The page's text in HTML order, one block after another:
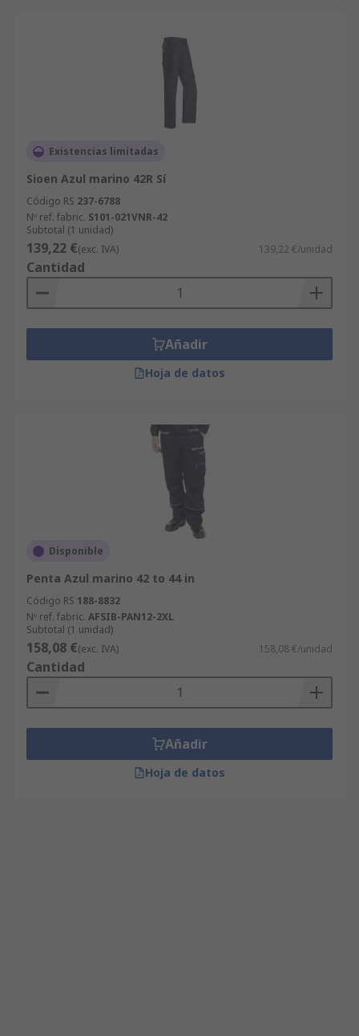
Existencias limitadas
Sioen Azul marino 42R Sí
Código RS 237-6788
Nº ref. fabric. S101-021VNR-42
Subtotal (1 unidad)
139,22 €(exc. IVA) 139,22 €/unidad
Cantidad
Añadir
Hoja de datos
Disponible
Penta Azul marino 42 to 44 in
Código RS 188-8832
Nº ref. fabric. AFSIB-PAN12-2XL
Subtotal (1 unidad)
158,08 €(exc. IVA) 158,08 €/unidad
Cantidad
Añadir
Hoja de datos